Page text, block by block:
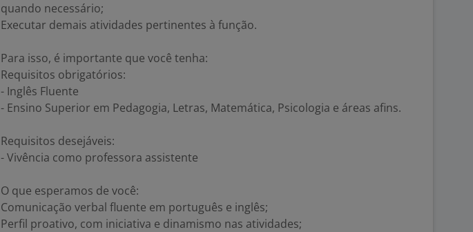
quando necessário;
Executar demais atividades pertinentes à função.
Para isso, é importante que você tenha:
Requisitos obrigatórios:
- Inglês Fluente
- Ensino Superior em Pedagogia, Letras, Matemática, Psicologia e áreas afins.
Requisitos desejáveis:
- Vivência como professora assistente
O que esperamos de você:
Comunicação verbal fluente em português e inglês;
Perfil proativo, com iniciativa e dinamismo nas atividades;